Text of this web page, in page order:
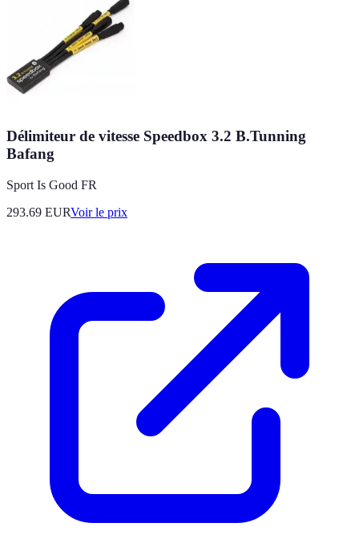
Délimiteur de vitesse Speedbox 3.2 B.Tunning
Bafang
Sport Is Good FR
293.69 EURVoir le prix